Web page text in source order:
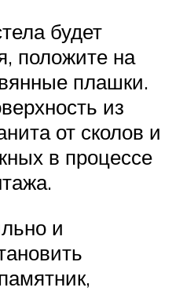
будет
положите на
плашки.
из
от сколов и
в процессе
и